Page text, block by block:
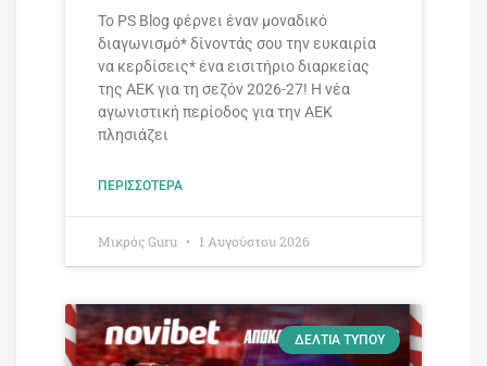
Το PS Blog φέρνει έναν μοναδικό
διαγωνισμό* δίνοντάς σου την ευκαιρία
να κερδίσεις* ένα εισιτήριο διαρκείας
της ΑΕΚ για τη σεζόν 2026-27! Η νέα
αγωνιστική περίοδος για την ΑΕΚ
πλησιάζει
ΠΕΡΙΣΣΌΤΕΡΑ
Mικρός Guru 1 Αυγούστου 2026
ΔΕΛΤΊΑ ΤΎΠΟΥ